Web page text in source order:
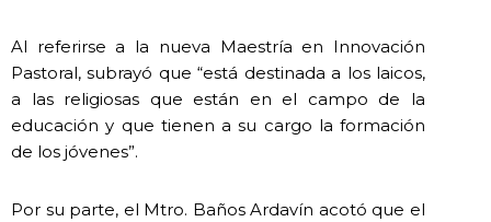
Al referirse a la nueva Maestría en Innovación
Pastoral, subrayó que “está destinada a los laicos,
a las religiosas que están en el campo de la
educación y que tienen a su cargo la formación
de los jóvenes”.
Por su parte, el Mtro. Baños Ardavín acotó que el